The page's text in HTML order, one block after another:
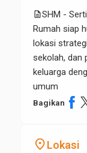
descriptionSHM -
Rumah siap
lokasi
sekolah, dan
keluarga
umum
Bagikan
placeLokasi